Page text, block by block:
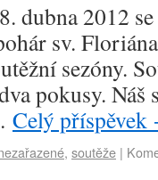
dubna 2012
sv.
sezóny.
pokusy. Náš
Celý příspěvek
, soutěže |